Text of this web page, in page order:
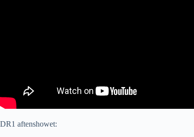
DR1 aftenshowet: